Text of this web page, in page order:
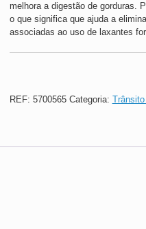
melhora a digestão de gorduras.
o que significa que ajuda a
associadas ao uso de laxantes
REF: 5700565 Categoria: